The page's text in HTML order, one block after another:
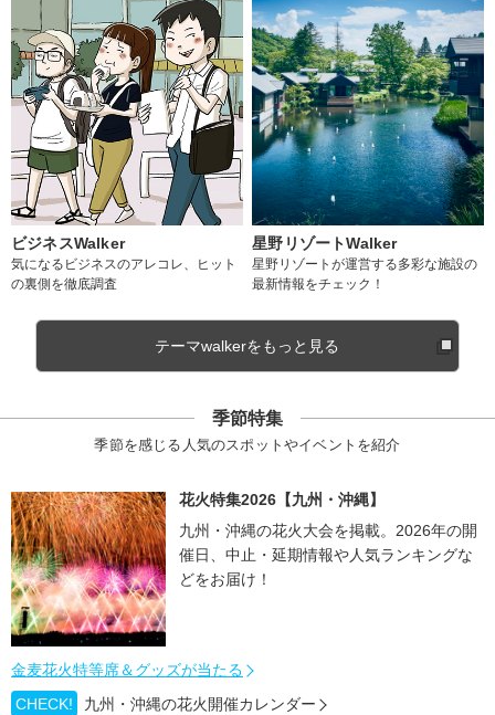
ビジネスWalker
気になるビジネスのアレコレ、ヒット
の裏側を徹底調査
星野リゾートWalker
星野リゾートが運営する多彩な施設の
最新情報をチェック！
テーマwalkerをもっと見る
季節特集
季節を感じる人気のスポットやイベントを紹介
花火特集2026【九州・沖縄】
九州・沖縄の花火大会を掲載。2026年の開
催日、中止・延期情報や人気ランキングな
どをお届け！
金麦花火特等席＆グッズが当たる
CHECK!
九州・沖縄の花火開催カレンダー